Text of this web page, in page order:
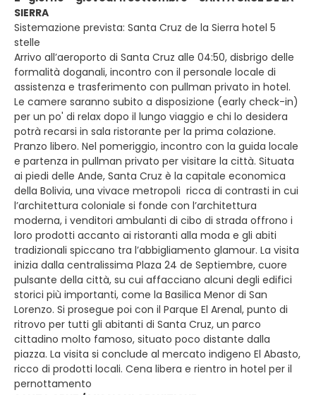
SIERRA
Sistemazione prevista: Santa Cruz de la Sierra hotel 5
stelle
Arrivo all’aeroporto di Santa Cruz alle 04:50, disbrigo delle
formalità doganali, incontro con il personale locale di
assistenza e trasferimento con pullman privato in hotel.
Le camere saranno subito a disposizione (early check-in)
per un po' di relax dopo il lungo viaggio e chi lo desidera
potrà recarsi in sala ristorante per la prima colazione.
Pranzo libero. Nel pomeriggio, incontro con la guida locale
e partenza in pullman privato per visitare la città. Situata
ai piedi delle Ande, Santa Cruz è la capitale economica
della Bolivia, una vivace metropoli ricca di contrasti in cui
l’architettura coloniale si fonde con l’architettura
moderna, i venditori ambulanti di cibo di strada offrono i
loro prodotti accanto ai ristoranti alla moda e gli abiti
tradizionali spiccano tra l’abbigliamento glamour. La visita
inizia dalla centralissima Plaza 24 de Septiembre, cuore
pulsante della città, su cui affacciano alcuni degli edifici
storici più importanti, come la Basilica Menor di San
Lorenzo. Si prosegue poi con il Parque El Arenal, punto di
ritrovo per tutti gli abitanti di Santa Cruz, un parco
cittadino molto famoso, situato poco distante dalla
piazza. La visita si conclude al mercato indigeno El Abasto,
ricco di prodotti locali. Cena libera e rientro in hotel per il
pernottamento